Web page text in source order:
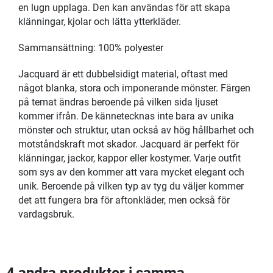
en lugn upplaga. Den kan användas för att skapa
klänningar, kjolar och lätta ytterkläder.
Sammansättning: 100% polyester
Jacquard är ett dubbelsidigt material, oftast med
något blanka, stora och imponerande mönster. Färgen
på temat ändras beroende på vilken sida ljuset
kommer ifrån. De kännetecknas inte bara av unika
mönster och struktur, utan också av hög hållbarhet och
motståndskraft mot skador. Jacquard är perfekt för
klänningar, jackor, kappor eller kostymer. Varje outfit
som sys av den kommer att vara mycket elegant och
unik. Beroende på vilken typ av tyg du väljer kommer
det att fungera bra för aftonkläder, men också för
vardagsbruk.